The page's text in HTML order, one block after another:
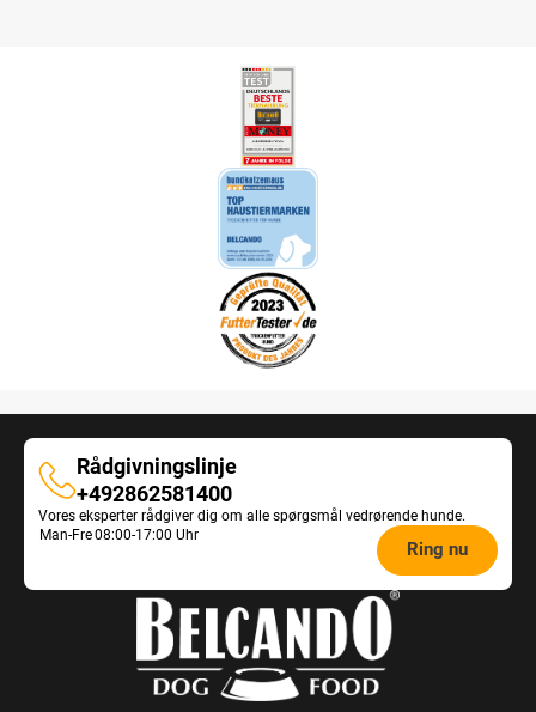
Rådgivningslinje
Rådgivningslinje
+492862581400
Vores eksperter rådgiver dig om alle spørgsmål vedrørende hunde.
Opening
Man-Fre08:00-17:00 Uhr
Ring nu